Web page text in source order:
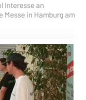
Interesse an
Messe in Hamburg am